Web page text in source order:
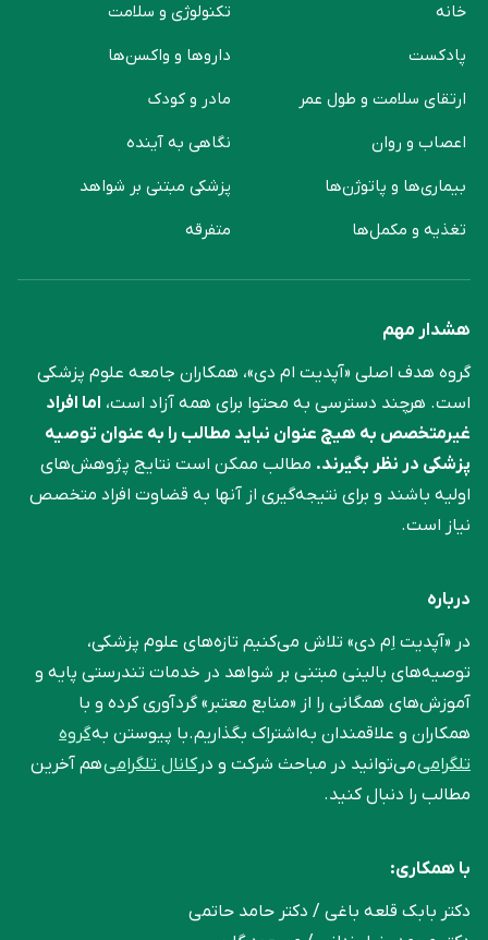
خانه
پادکست
ارتقای سلامت و طول عمر
اعصاب و روان
بیماری‌ها و پاتوژن‌ها
تغذیه و مکمل‌ها
تکنولوژی و سلامت
دارو‌ها و واکسن‌ها
مادر و کودک
نگاهی به آینده
پزشکی مبتنی بر شواهد
متفرقه
هشدار مهم
گروه هدف اصلی «آپدیت ام دی»، همکاران جامعه علوم ‌پزشکی
است. هرچند دسترسی به محتوا برای همه آزاد است، اما افراد
غیرمتخصص به هیچ عنوان نباید مطالب را به عنوان توصیه
پزشکی در نظر بگیرند. مطالب ممکن است نتایج پژوهش‌های
اولیه باشند و برای نتیجه‌گیری از آنها به قضاوت افراد متخصص
نیاز است.
درباره
در «آپدیت اِم دی» تلاش می‌کنیم تازه‌های علوم پزشکی،
توصیه‌های بالینی مبتنی بر شواهد در خدمات تندرستی پایه و
آموزش‌های همگانی را از «منابع معتبر» گردآوری کرده و با
همکاران و علاقمندان به‌اشتراک بگذاریم.با پیوستن بهگروه
تلگرامیمی‌توانید در مباحث شرکت و درکانال تلگرامیهم آخرین
مطالب را دنبال کنید.
با همکاری:
دکتر بابک قلعه‌ باغی / دکتر حامد حاتمی